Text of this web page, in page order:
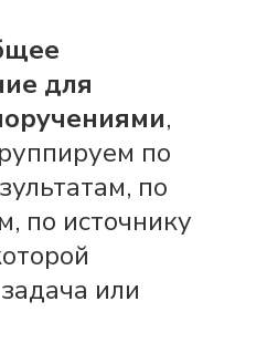
для
,
по
по
по источнику
или